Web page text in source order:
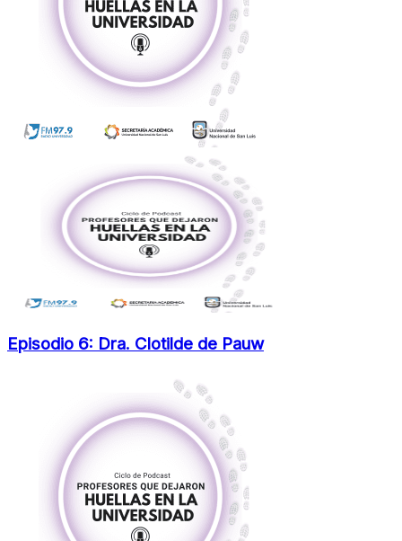
Episodio 6: Dra. Clotilde de Pauw